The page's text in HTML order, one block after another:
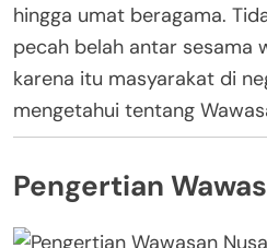
hingga umat beragama.
pecah belah antar sesama
karena itu masyarakat di
mengetahui tentang
Pengertian